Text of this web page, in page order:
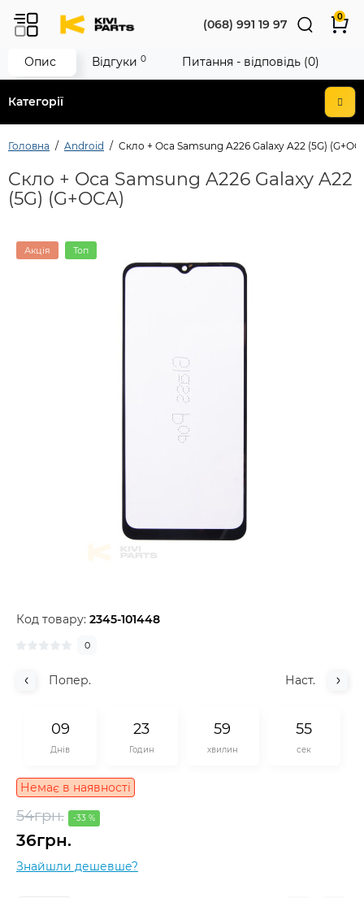
Категорії
(068) 991 19 97
0
Головна Android Cкло + Oca Samsung A226 Galaxy A22 (5G)
Cкло + Oca Samsung A226 Galaxy A22
(5G) (G+OCA)
Акція Топ
Код товару: 2345-101448
0
Попер. Наст.
09
Днів
23
Годин
59
хвилин
55
сек
Немає в наявності
54грн. -33 %
36грн.
Знайшли дешевше?
Опис Відгуки 0 Питання - відповідь (0)